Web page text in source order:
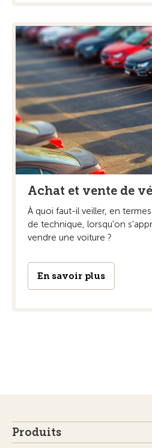
Achat et vente de
À quoi faut-il veiller, en
de technique, lorsqu'on
vendre une voiture ?
En savoir plus
Produits